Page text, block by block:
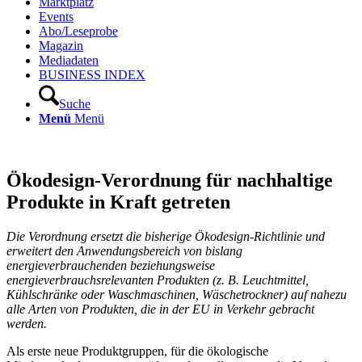
Events
Abo/Leseprobe
Magazin
Mediadaten
BUSINESS INDEX
Suche
Menü Menü
Ökodesign-Verordnung für nachhaltige
Produkte in Kraft getreten
Die Verordnung ersetzt die bisherige Ökodesign-Richtlinie und
erweitert den Anwendungsbereich von bislang
energieverbrauchenden beziehungsweise
energieverbrauchsrelevanten Produkten (z. B. Leuchtmittel,
Kühlschränke oder Waschmaschinen, Wäschetrockner) auf nahezu
alle Arten von Produkten, die in der EU in Verkehr gebracht
werden.
Als erste neue Produktgruppen, für die ökologische